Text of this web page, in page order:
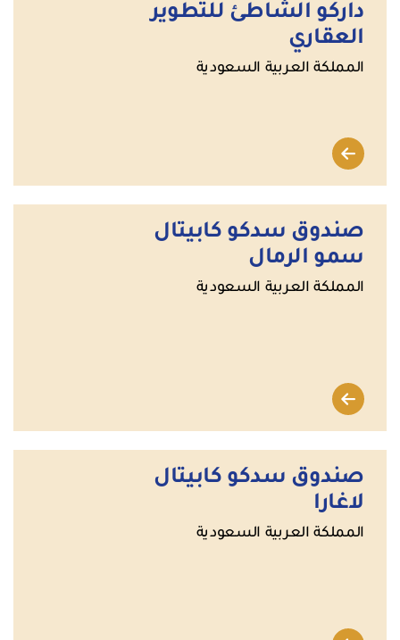
داركو الشاطئ للتطوير
العقاري
المملكة العربية السعودية
صندوق سدكو كابيتال
سمو الرمال
المملكة العربية السعودية
صندوق سدكو كابيتال
لاغارا
المملكة العربية السعودية